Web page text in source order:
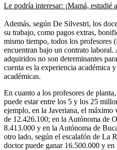
Le podría interesar: ¡Mamá, estudié
Además, según De Silvestri, los
su trabajo, como pagos extras,
mismo tiempo, todos los profesores
encuentran bajo un contrato
adquiridos no son determinantes
cuenta es la experiencia académica
académicas.
En cuanto a los profesores de
puede estar entre los 5 y los 25
ejemplo, en la Javeriana, el máximo
de 12.426.100; en la Autónoma de
8.413.000 y en la Autónoma de
otro lado, según el escalafón de La
doctor puede ganar 16.500.000 y